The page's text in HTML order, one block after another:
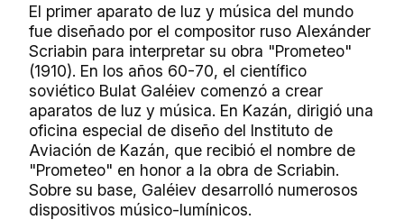
El primer aparato de luz y música del mundo
fue diseñado por el compositor ruso Alexánder
Scriabin para interpretar su obra "Prometeo"
(1910). En los años 60-70, el científico
soviético Bulat Galéiev comenzó a crear
aparatos de luz y música. En Kazán, dirigió una
oficina especial de diseño del Instituto de
Aviación de Kazán, que recibió el nombre de
"Prometeo" en honor a la obra de Scriabin.
Sobre su base, Galéiev desarrolló numerosos
dispositivos músico-lumínicos.